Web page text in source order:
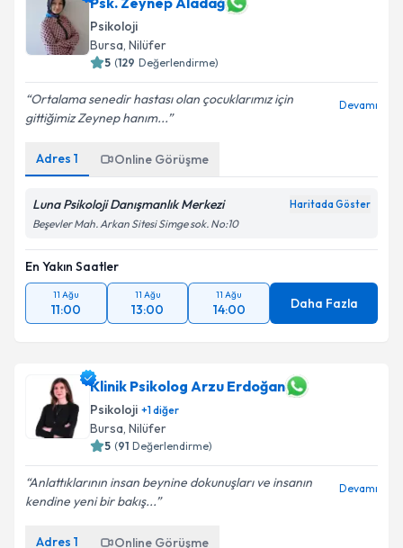
Psikoloji
Bursa, Nilüfer
5 (129 Değerlendirme)
Ortalama senedir hastası olan çocuklarımız için
gittiğimiz Zeynep hanım...
Devamı
Adres 1 Online Görüşme
Luna Psikoloji Danışmanlık Merkezi Haritada Göster
Beşevler Mah. Arkan Sitesi Simge sok. No:10
En Yakın Saatler
11 Ağu
11:00
11 Ağu
13:00
11 Ağu
14:00 Daha Fazla
Klinik Psikolog Arzu Erdoğan
Psikoloji +1diğer
Bursa, Nilüfer
5 (91 Değerlendirme)
Anlattıklarının insan beynine dokunuşları ve insanın
kendine yeni bir bakış...
Devamı
Adres 1 Online Görüşme